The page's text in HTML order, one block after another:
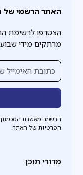
האתר הרשמי של
הצטרפו לרשימת
מרתקים מידי
הרשמה מאשרת הסכמתך
הפרטיות של האתר.
מדורי תוכן